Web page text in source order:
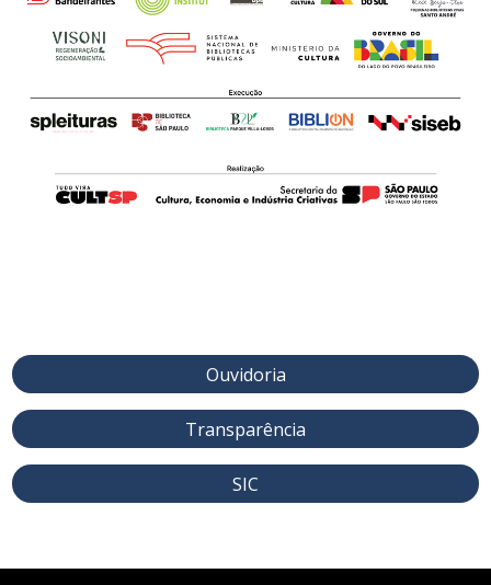
Ouvidoria
Transparência
SIC